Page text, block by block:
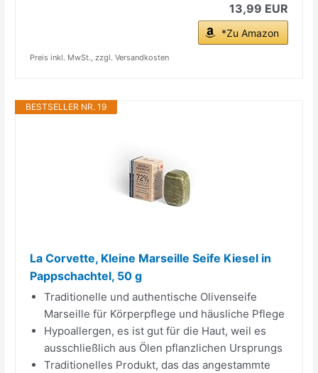
13,99 EUR
*Zu Amazon
Preis inkl. MwSt., zzgl. Versandkosten
BESTSELLER NR. 19
La Corvette, Kleine Marseille Seife Kiesel in
Pappschachtel, 50 g
Traditionelle und authentische Olivenseife
Marseille für Körperpflege und häusliche Pflege
Hypoallergen, es ist gut für die Haut, weil es
ausschließlich aus Ölen pflanzlichen Ursprungs
Traditionelles Produkt, das das angestammte